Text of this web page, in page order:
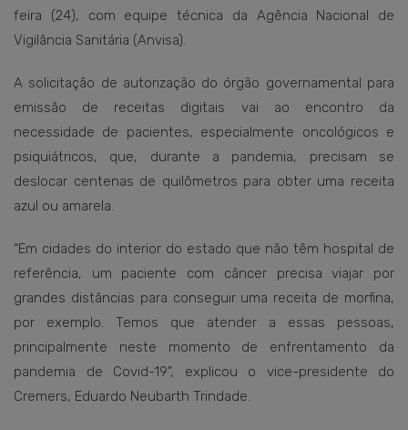
feira (24), com equipe técnica da Agência Nacional de
Vigilância Sanitária (Anvisa).
A solicitação de autorização do órgão governamental para
emissão de receitas digitais vai ao encontro da
necessidade de pacientes, especialmente oncológicos e
psiquiátricos, que, durante a pandemia, precisam se
deslocar centenas de quilômetros para obter uma receita
azul ou amarela.
“Em cidades do interior do estado que não têm hospital de
referência, um paciente com câncer precisa viajar por
grandes distâncias para conseguir uma receita de morfina,
por exemplo. Temos que atender a essas pessoas,
principalmente neste momento de enfrentamento da
pandemia de Covid-19”, explicou o vice-presidente do
Cremers, Eduardo Neubarth Trindade.